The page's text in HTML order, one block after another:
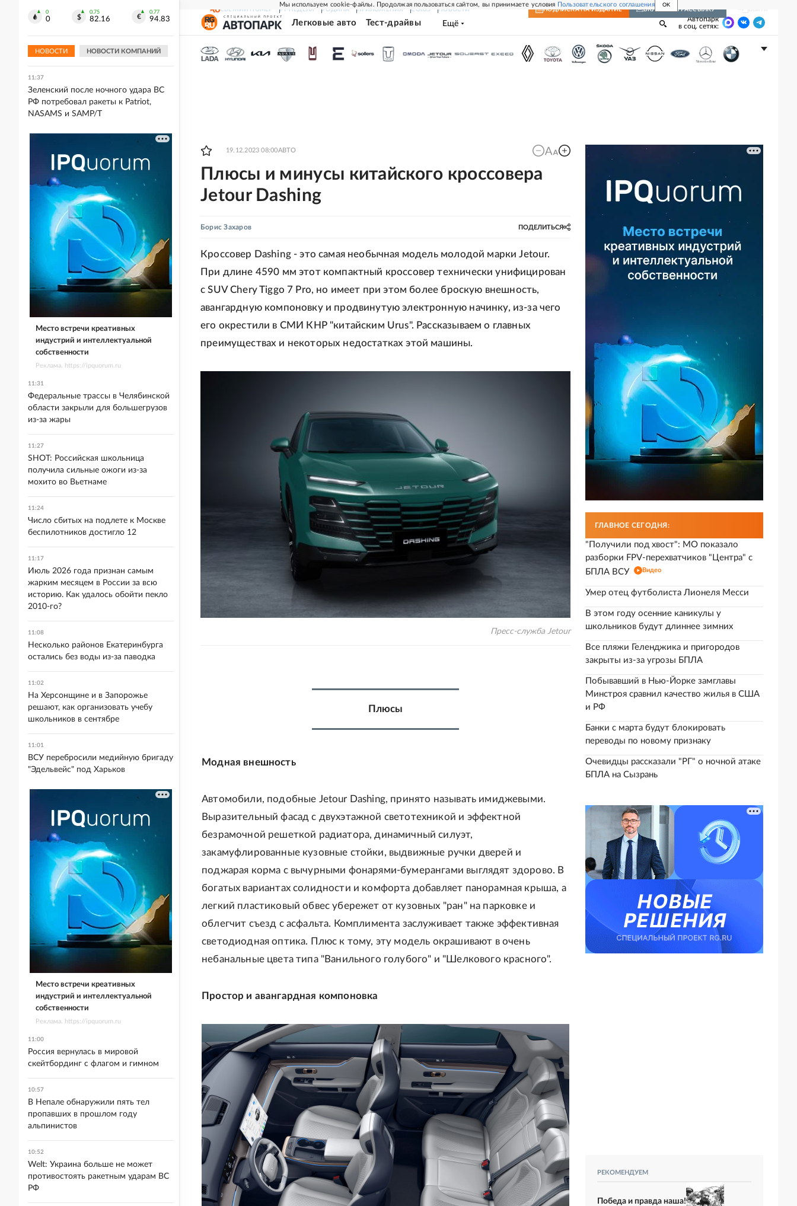
Мы используем cookie-файлы. Продолжая пользоваться сайтом, вы принимаете условия Пользовательского соглашения OK
СВЕЖИЙ НОМЕР РГ-НЕДЕЛЯ РОДИНА ПРИЛОЖЕНИЯ СОЮЗ НОВОСТИ ПОДПИСКА НА ИЗДАНИЕ ВКЛЮЧИТЬ РАССЫЛКУ
Легковые авто Тест-драйвы Ещё
Автопарк
в соц. сетях:
19.12.2023 08:00АВТО
Плюсы и минусы китайского кроссовера
Jetour Dashing
Борис Захаров ПОДЕЛИТЬСЯ
Кроссовер Dashing - это самая необычная модель молодой марки Jetour.
При длине 4590 мм этот компактный кроссовер технически унифицирован
с SUV Chery Tiggo 7 Pro, но имеет при этом более броскую внешность,
авангардную компоновку и продвинутую электронную начинку, из-за чего
его окрестили в СМИ КНР "китайским Urus". Рассказываем о главных
преимуществах и некоторых недостатках этой машины.
Пресс-служба Jetour
Плюсы
Модная внешность
Автомобили, подобные Jetour Dashing, принято называть имиджевыми.
Выразительный фасад с двухэтажной светотехникой и эффектной
безрамочной решеткой радиатора, динамичный силуэт,
закамуфлированные кузовные стойки, выдвижные ручки дверей и
поджарая корма с вычурными фонарями-бумерангами выглядят здорово. В
богатых вариантах солидности и комфорта добавляет панорамная крыша, а
легкий пластиковый обвес убережет от кузовных "ран" на парковке и
облегчит съезд с асфальта. Комплимента заслуживает также эффективная
светодиодная оптика. Плюс к тому, эту модель окрашивают в очень
небанальные цвета типа "Ванильного голубого" и "Шелкового красного".
Простор и авангардная компоновка
ГЛАВНОЕ СЕГОДНЯ:
"Получили под хвост": МО показало
разборки FPV-перехватчиков "Центра" с
БПЛА ВСУ
Видео
Умер отец футболиста Лионеля Месси
В этом году осенние каникулы у
школьников будут длиннее зимних
Все пляжи Геленджика и пригородов
закрыты из-за угрозы БПЛА
Побывавший в Нью-Йорке замглавы
Минстроя сравнил качество жилья в США
и РФ
Банки с марта будут блокировать
переводы по новому признаку
Очевидцы рассказали "РГ" о ночной атаке
БПЛА на Сызрань
РЕКОМЕНДУЕМ
Победа и правда наша!
0
0
0.75
82.16
0.77
94.83
НОВОСТИ НОВОСТИ КОМПАНИЙ
с хозяйки кошки, устроившей потоп
11:37
Зеленский после ночного удара ВС
РФ потребовал ракеты к Patriot,
NASAMS и SAMP/T
Место встречи креативных
индустрий и интеллектуальной
собственности
Реклама. https://ipquorum.ru
11:31
Федеральные трассы в Челябинской
области закрыли для большегрузов
из-за жары
11:27
SHOT: Российская школьница
получила сильные ожоги из-за
мохито во Вьетнаме
11:24
Число сбитых на подлете к Москве
беспилотников достигло 12
11:17
Июль 2026 года признан самым
жарким месяцем в России за всю
историю. Как удалось обойти пекло
2010-го?
11:08
Несколько районов Екатеринбурга
остались без воды из-за паводка
11:02
На Херсонщине и в Запорожье
решают, как организовать учебу
школьников в сентябре
11:01
ВСУ перебросили медийную бригаду
"Эдельвейс" под Харьков
Место встречи креативных
индустрий и интеллектуальной
собственности
Реклама. https://ipquorum.ru
11:00
Россия вернулась в мировой
скейтбординг с флагом и гимном
10:57
В Непале обнаружили пять тел
пропавших в прошлом году
альпинистов
10:52
Welt: Украина больше не может
противостоять ракетным ударам ВС
РФ